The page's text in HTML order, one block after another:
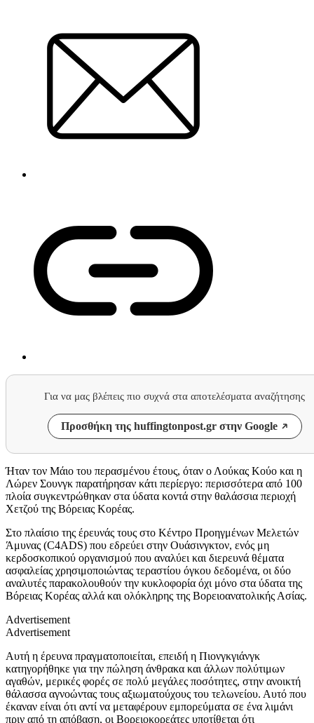
Για να μας βλέπεις πιο συχνά στα αποτελέσματα αναζήτησης
Προσθήκη της huffingtonpost.gr στην Google
Ήταν τον Μάιο του περασμένου έτους, όταν ο Λούκας Κούο και η
Λώρεν Σουνγκ παρατήρησαν κάτι περίεργο: περισσότερα από 100
πλοία συγκεντρώθηκαν στα ύδατα κοντά στην θαλάσσια περιοχή
Χετζού της Βόρειας Κορέας.
Στο πλαίσιο της έρευνάς τους στο Κέντρο Προηγμένων Μελετών
Άμυνας (C4ADS) που εδρεύει στην Ουάσινγκτον, ενός μη
κερδοσκοπικού οργανισμού που αναλύει και διερευνά θέματα
ασφαλείας χρησιμοποιώντας τεραστίου όγκου δεδομένα, οι δύο
αναλυτές παρακολουθούν την κυκλοφορία όχι μόνο στα ύδατα της
Βόρειας Κορέας αλλά και ολόκληρης της Βορειοανατολικής Ασίας.
Advertisement
Advertisement
Αυτή η έρευνα πραγματοποιείται, επειδή η Πιονγκγιάνγκ
κατηγορήθηκε για την πώληση άνθρακα και άλλων πολύτιμων
αγαθών, μερικές φορές σε πολύ μεγάλες ποσότητες, στην ανοικτή
θάλασσα αγνοώντας τους αξιωματούχους του τελωνείου. Αυτό που
έκαναν είναι ότι αντί να μεταφέρουν εμπορεύματα σε ένα λιμάνι
πριν από τη απόβαση, οι Βορειοκορεάτες υποτίθεται ότι